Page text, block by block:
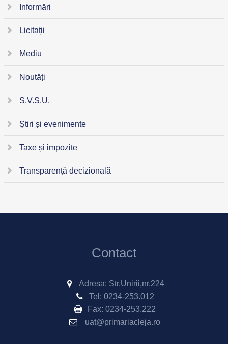
Informări
Licitații
Mediu
Noutăți
S.V.S.U.
Știri și evenimente
Taxe și impozite
Transparență decizională
Contact
Adresa: Str.Unirii,nr.224
Tel: 0234-253.012
Fax: 0234-253.222
uat@primariacleja.ro